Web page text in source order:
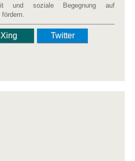
und soziale Begegnung auf
Xing
Twitter